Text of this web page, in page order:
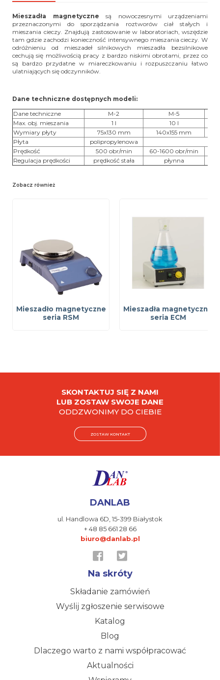
Mieszadła magnetyczne są nowoczesnymi urządzeniami
przeznaczonymi do sporządzania roztworów ciał stałych i
mieszania cieczy. Znajdują zastosowanie w laboratoriach, wszędzie
tam gdzie zachodzi konieczność intensywnego mieszania cieczy. W
odróżnieniu od mieszadeł silnikowych mieszadła bezsilnikowe
cechują się możliwością pracy z bardzo niskimi obrotami, przez co
są bardzo przydatne w miareczkowaniu i rozpuszczaniu łatwo
ulatniających się odczynników.
Dane techniczne dostępnych modeli:
Dane techniczne
M-2
M-5
Max. obj. mieszania
1 l
10 l
Wymiary płyty
75x130 mm 140x155 mm
Płyta
polipropylenowa
Prędkość
500 obr/min 60-1600 obr/min
Regulacja prędkości
prędkość stała płynna
Zobacz również
Mieszadło magnetyczne
seria RSM
Mieszadła magnetyczne
seria ECM
SKONTAKTUJ SIĘ Z NAMI
LUB ZOSTAW SWOJE DANE
ODDZWONIMY DO CIEBIE
ZOSTAW KONTAKT
DANLAB
ul. Handlowa 6D,15-399 Białystok
+ 48 85 661 28 66
biuro@danlab.pl
Na skróty
Składanie zamówień
Wyślij zgłoszenie serwisowe
Katalog
Blog
Dlaczego warto z nami współpracować
Aktualności